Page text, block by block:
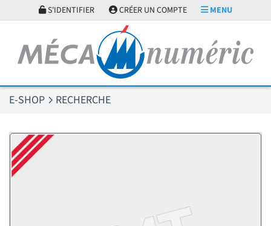
S'IDENTIFIER CRÉER UN COMPTE MENU
E-SHOP RECHERCHE
Panneau de gestion des cookies